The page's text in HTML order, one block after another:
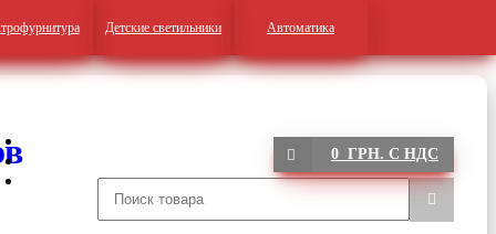
Детские светильники Автоматика
0 ГРН. С НДС